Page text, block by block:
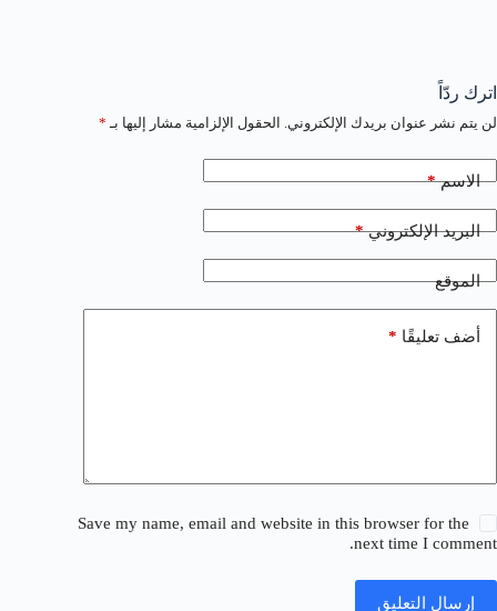
اترك ردّاً
لن يتم نشر عنوان بريدك الإلكتروني. الحقول الإلزامية مشار إليها بـ *
الاسم*
البريد الإلكتروني*
الموقع
أضف تعليقًا *
Save my name, email and website in this browser for the
next time I comment.
إرسال التعليق